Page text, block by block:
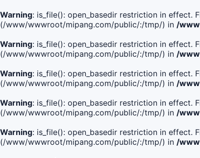
Warning: is_file(): open_basedir restriction in
(/www/wwwroot/mipang.com/public/:/tmp/) in /
Warning: is_file(): open_basedir restriction in
(/www/wwwroot/mipang.com/public/:/tmp/) in /
Warning: is_file(): open_basedir restriction in
(/www/wwwroot/mipang.com/public/:/tmp/) in /
Warning: is_file(): open_basedir restriction in
(/www/wwwroot/mipang.com/public/:/tmp/) in /
Warning: is_file(): open_basedir restriction in
(/www/wwwroot/mipang.com/public/:/tmp/) in /